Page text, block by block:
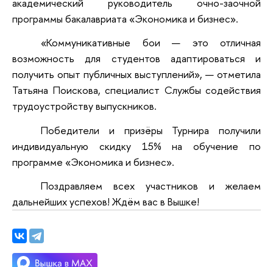
программы бакалавриата «Экономика и бизнес».
«Коммуникативные бои — это отличная
возможность для студентов адаптироваться и
получить опыт публичных выступлений», — отметила
Татьяна Поискова, специалист Службы содействия
трудоустройству выпускников.
Победители и призёры Турнира получили
индивидуальную скидку 15% на обучение по
программе «Экономика и бизнес».
Поздравляем всех участников и желаем
дальнейших успехов! Ждём вас в Вышке!